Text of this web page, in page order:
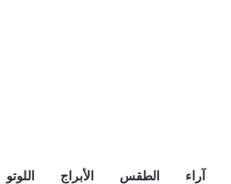
آراء الطقس الأبراج اللوتو